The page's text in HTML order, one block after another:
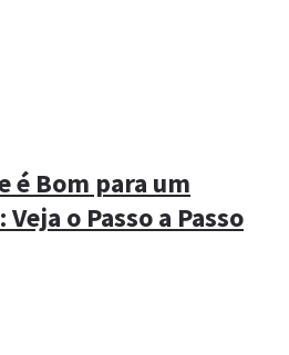
é Bom para um
o Passo a Passo